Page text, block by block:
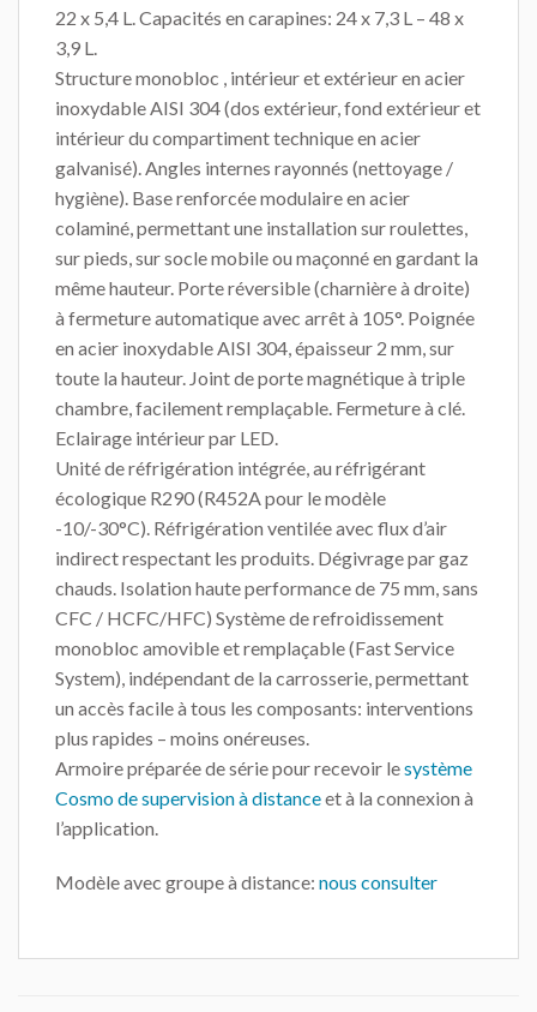
22 x 5,4 L. Capacités en carapines: 24 x 7,3 L – 48 x
3,9 L.
Structure monobloc , intérieur et extérieur en acier
inoxydable AISI 304 (dos extérieur, fond extérieur et
intérieur du compartiment technique en acier
galvanisé). Angles internes rayonnés (nettoyage /
hygiène). Base renforcée modulaire en acier
colaminé, permettant une installation sur roulettes,
sur pieds, sur socle mobile ou maçonné en gardant la
même hauteur. Porte réversible (charnière à droite)
à fermeture automatique avec arrêt à 105°. Poignée
en acier inoxydable AISI 304, épaisseur 2 mm, sur
toute la hauteur. Joint de porte magnétique à triple
chambre, facilement remplaçable. Fermeture à clé.
Eclairage intérieur par LED.
Unité de réfrigération intégrée, au réfrigérant
écologique R290 (R452A pour le modèle
-10/-30°C). Réfrigération ventilée avec flux d’air
indirect respectant les produits. Dégivrage par gaz
chauds. Isolation haute performance de 75 mm, sans
CFC / HCFC/HFC) Système de refroidissement
monobloc amovible et remplaçable (Fast Service
System), indépendant de la carrosserie, permettant
un accès facile à tous les composants: interventions
plus rapides – moins onéreuses.
Armoire préparée de série pour recevoir lesystème
Cosmo de supervision à distanceet à la connexion à
l’application.
Modèle avec groupe à distance: nous consulter